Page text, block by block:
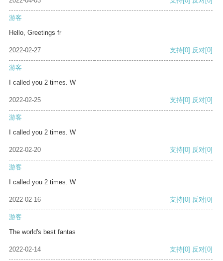
游客
Hello, Greetings fr
2022-02-27 支持[0] 反对[0]
游客
I called you 2 times. W
2022-02-25 支持[0] 反对[0]
游客
I called you 2 times. W
2022-02-20 支持[0] 反对[0]
游客
I called you 2 times. W
2022-02-16 支持[0] 反对[0]
游客
The world's best fantas
2022-02-14 支持[0] 反对[0]